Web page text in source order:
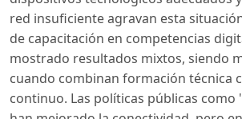
red insuficiente agravan esta
de capacitación en competencias
mostrado resultados mixtos, siendo
cuando combinan formación técnica
continuo. Las políticas públicas como